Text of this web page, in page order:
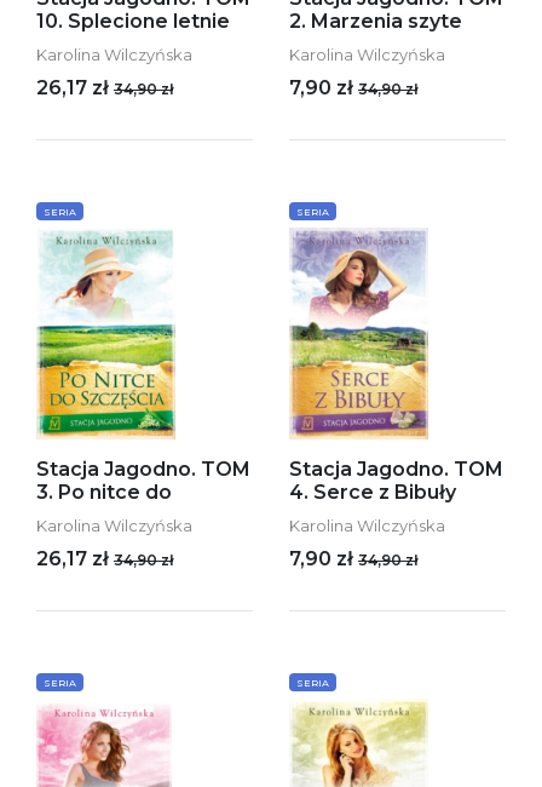
10. Splecione letnie
Karolina Wilczyńska
26,17 zł 34,90 zł
2. Marzenia szyte
Karolina Wilczyńska
7,90 zł 34,90 zł
SERIA
Stacja Jagodno. TOM
3. Po nitce do
Karolina Wilczyńska
26,17 zł 34,90 zł
SERIA
Stacja Jagodno. TOM
4. Serce z Bibuły
Karolina Wilczyńska
7,90 zł 34,90 zł
SERIA SERIA